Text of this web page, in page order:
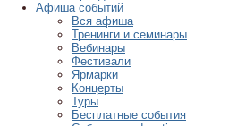
Афиша событий
Вся афиша
Тренинги и семинары
Вебинары
Фестивали
Ярмарки
Концерты
Туры
Бесплатные события